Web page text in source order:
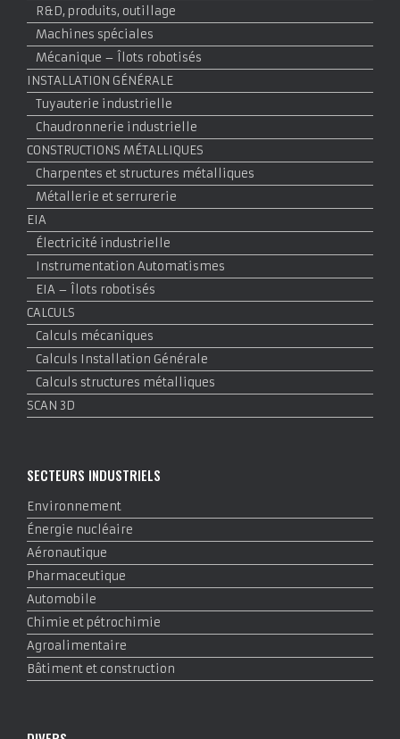
R&D, produits, outillage
Machines spéciales
Mécanique – Îlots robotisés
INSTALLATION GÉNÉRALE
Tuyauterie industrielle
Chaudronnerie industrielle
CONSTRUCTIONS MÉTALLIQUES
Charpentes et structures métalliques
Métallerie et serrurerie
EIA
Électricité industrielle
Instrumentation Automatismes
EIA – Îlots robotisés
CALCULS
Calculs mécaniques
Calculs Installation Générale
Calculs structures métalliques
SCAN 3D
SECTEURS INDUSTRIELS
Environnement
Énergie nucléaire
Aéronautique
Pharmaceutique
Automobile
Chimie et pétrochimie
Agroalimentaire
Bâtiment et construction